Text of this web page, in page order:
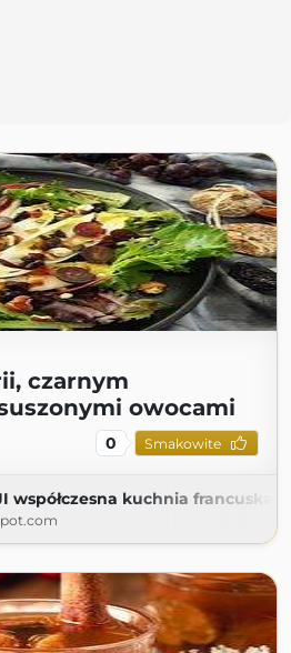
czarnym
owocami
0 Smakowite
współczesna kuchnia francuska